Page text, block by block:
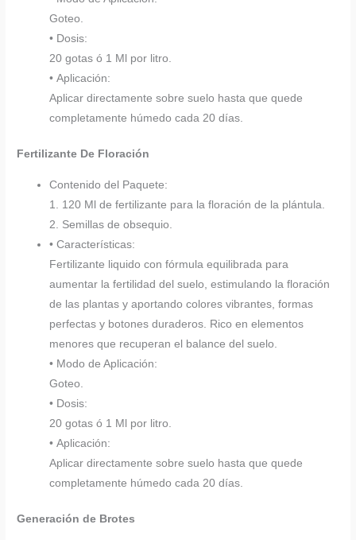
Goteo.
• Dosis:
20 gotas ó 1 Ml por litro.
• Aplicación:
Aplicar directamente sobre suelo hasta que quede
completamente húmedo cada 20 días.
Fertilizante De Floración
Contenido del Paquete:
1. 120 Ml de fertilizante para la floración de la plántula.
2. Semillas de obsequio.
• Características:
Fertilizante liquido con fórmula equilibrada para
aumentar la fertilidad del suelo, estimulando la floración
de las plantas y aportando colores vibrantes, formas
perfectas y botones duraderos. Rico en elementos
menores que recuperan el balance del suelo.
• Modo de Aplicación:
Goteo.
• Dosis:
20 gotas ó 1 Ml por litro.
• Aplicación:
Aplicar directamente sobre suelo hasta que quede
completamente húmedo cada 20 días.
Generación de Brotes